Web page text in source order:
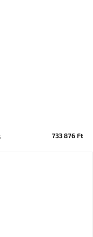
733 876 Ft